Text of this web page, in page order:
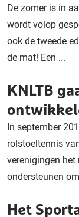
De zomer is in
wordt volop
ook de tweede
de mat! Een ...
KNLTB
In september
rolstoeltennis
verenigingen het
ondersteunen
Het